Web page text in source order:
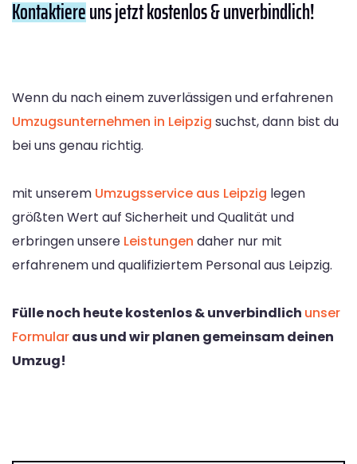
Kontaktiereuns jetzt kostenlos & unverbindlich!
Wenn du nach einem zuverlässigen und erfahrenen
Umzugsunternehmen in Leipzig suchst, dann bist du
bei uns genau richtig.
mit unserem Umzugsservice aus Leipzig legen
größten Wert auf Sicherheit und Qualität und
erbringen unsere Leistungen daher nur mit
erfahrenem und qualifiziertem Personal aus Leipzig.
Fülle noch heute kostenlos & unverbindlich unser
Formularaus und wir planen gemeinsam deinen
Umzug!